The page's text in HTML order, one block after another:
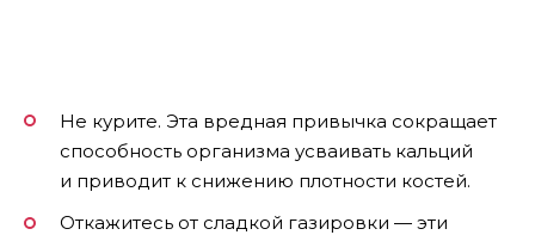
Не курите. Эта вредная привычка сокращает
способность организма усваивать кальций
и приводит к снижению плотности костей.
Откажитесь от сладкой газировки — эти